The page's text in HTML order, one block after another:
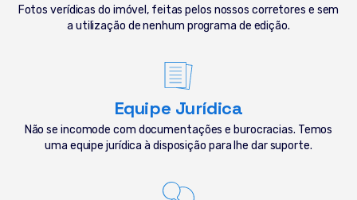
Fotos verídicas do imóvel, feitas pelos nossos corretores e sem
a utilização de nenhum programa de edição.
Equipe Jurídica
Não se incomode com documentações e burocracias. Temos
uma equipe jurídica à disposição para lhe dar suporte.